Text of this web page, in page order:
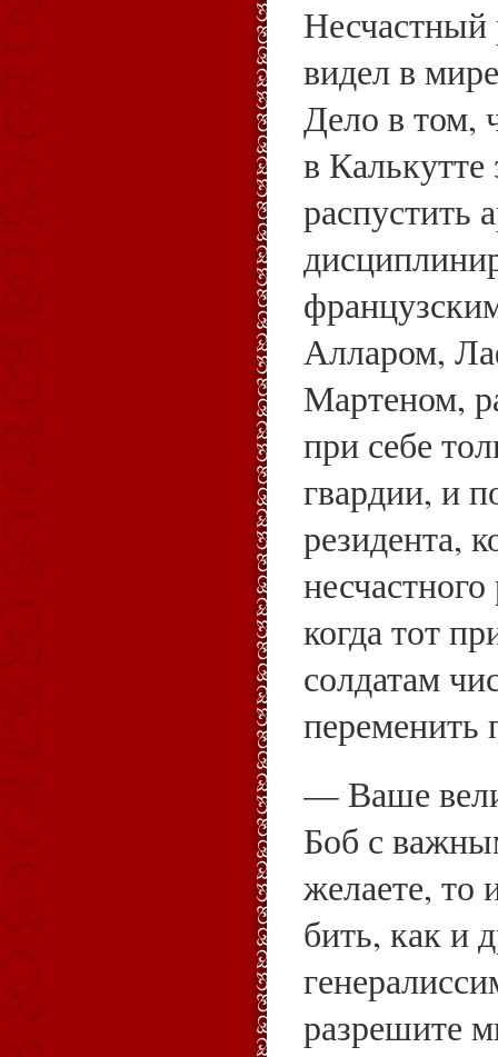
Несчастный
видел в
Дело в том,
в Калькутте
распустить
Алларом,
Мартеном,
при себе
гвардии, и
резидента,
когда тот
солдатам
переменить
— Ваше
Боб с
желаете, то
бить, как и
разрешите